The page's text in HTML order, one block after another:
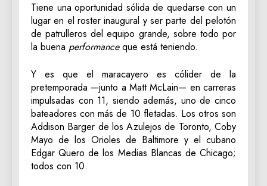
Tiene una oportunidad sólida de quedarse con un
lugar en el roster inaugural y ser parte del pelotón
de patrulleros del equipo grande, sobre todo por
la buena performanceque está teniendo.
Y es que el maracayero es cólider de la
pretemporada —junto a Matt McLain— en carreras
impulsadas con 11, siendo además, uno de cinco
bateadores con más de 10 fletadas. Los otros son
Addison Barger de los Azulejos de Toronto, Coby
Mayo de los Orioles de Baltimore y el cubano
Edgar Quero de los Medias Blancas de Chicago;
todos con 10.